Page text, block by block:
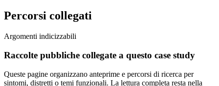
Percorsi collegati
Argomenti indicizzabili
Raccolte pubbliche collegate a questo case study
Queste pagine organizzano anteprime e percorsi di ricerca per
sintomi, distretti o temi funzionali. La lettura completa resta nella